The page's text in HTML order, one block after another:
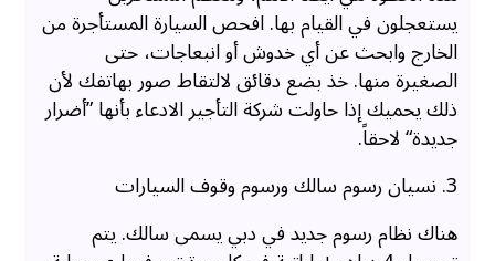
يستعجلون في القيام بها. افحص السيارة المستأجرة من
الخارج وابحث عن أي خدوش أو انبعاجات، حتى
الصغيرة منها. خذ بضع دقائق لالتقاط صور بهاتفك لأن
ذلك يحميك إذا حاولت شركة التأجير الادعاء بأنها ”أضرار
جديدة“ لاحقاً.
3. نسيان رسوم سالك ورسوم وقوف السيارات
هناك نظام رسوم جديد في دبي يسمى سالك. يتم